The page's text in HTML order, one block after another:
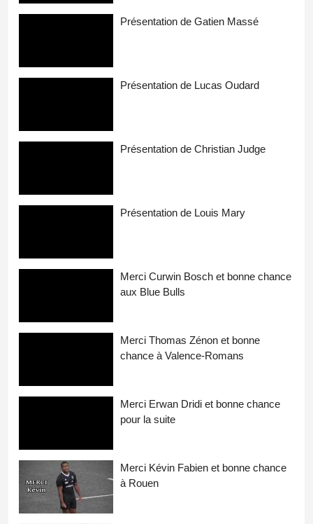
Présentation de Gatien Massé
Présentation de Lucas Oudard
Présentation de Christian Judge
Présentation de Louis Mary
Merci Curwin Bosch et bonne chance
aux Blue Bulls
Merci Thomas Zénon et bonne
chance à Valence-Romans
Merci Erwan Dridi et bonne chance
pour la suite
Merci Kévin Fabien et bonne chance
à Rouen